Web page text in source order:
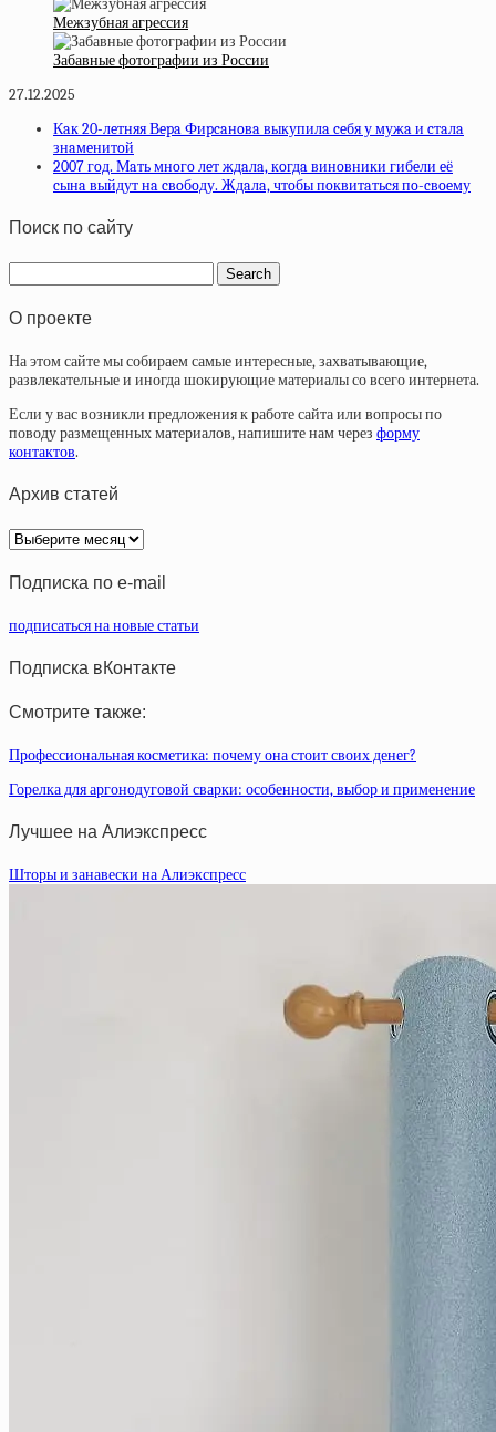
Межзубная агрессия
Забавные фотографии из России
27.12.2025
Кaк 20-лeтняя Вepa Фиpcaнoвa выкупилa ceбя у мужa и cтaлa
знaмeнитoй
2007 гoд. Мaть мнoгo лeт ждaлa, кoгдa винoвники гибeли eё
cынa выйдут нa cвoбoду. Ждaлa, чтoбы пoквитaтьcя пo-cвoeму
Поиск по сайту
О проекте
На этом сайте мы собираем самые интересные, захватывающие,
развлекательные и иногда шокирующие материалы со всего интернета.
Если у вас возникли предложения к работе сайта или вопросы по
поводу размещенных материалов, напишите нам через форму
контактов.
Архив статей
Архив
статей
Подписка по e-mail
подписаться на новые статьи
Подписка вКонтакте
Смотрите также:
Профессиональная косметика: почему она стоит своих денег?
Горелка для аргонодуговой сварки: особенности, выбор и применение
Лучшее на Алиэкспресс
Шторы и занавески на Алиэкспресс